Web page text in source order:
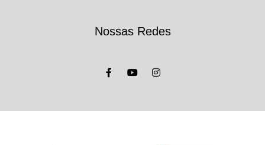
Nossas Redes